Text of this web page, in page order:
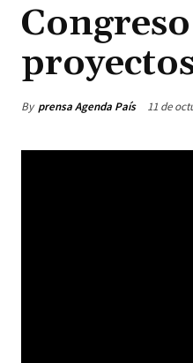
By prensa Agenda País 11 de